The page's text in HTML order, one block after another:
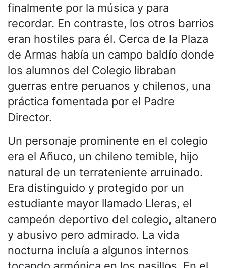
finalmente por la música y para
recordar. En contraste, los otros barrios
eran hostiles para él. Cerca de la Plaza
de Armas había un campo baldío donde
los alumnos del Colegio libraban
guerras entre peruanos y chilenos, una
práctica fomentada por el Padre
Director.
Un personaje prominente en el colegio
era el Añuco, un chileno temible, hijo
natural de un terrateniente arruinado.
Era distinguido y protegido por un
estudiante mayor llamado Lleras, el
campeón deportivo del colegio, altanero
y abusivo pero admirado. La vida
nocturna incluía a algunos internos